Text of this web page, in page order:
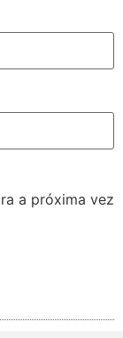
a próxima vez